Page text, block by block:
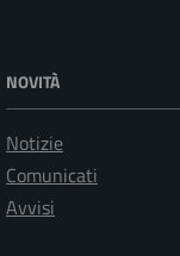
NOVITÀ
Notizie
Comunicati
Avvisi